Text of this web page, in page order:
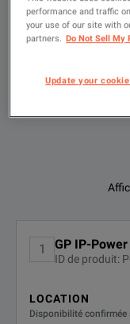
Taper
ici
recherche
Options
Aucune
1 GP IP-
ID de produit:
LOCATION
Disponibilité confirmée
performance and traffic
your use of our site with
partners. Do Not Sell My
Update your